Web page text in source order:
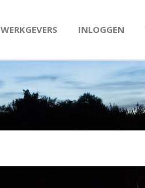
WERKGEVERS INLOGGEN